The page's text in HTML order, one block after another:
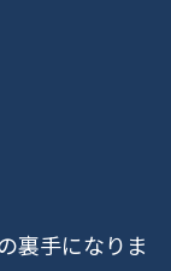
裏手になりま